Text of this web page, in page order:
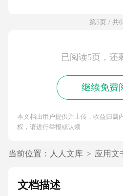
第5页 / 共
已阅读5页，还
继续免费
本文档由用户提供并上传，收益归属
权，请进行举报或认领
当前位置： 人人文库 > 应用文
文档描述